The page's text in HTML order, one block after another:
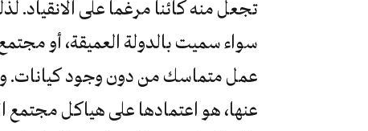
تجعل منه كائنا مرغما على
سواء سميت بالدولة العميقة، أو
عمل متماسك من دون وجود كيانات. و
عنها، هو اعتمادها على هياكل مجتمع